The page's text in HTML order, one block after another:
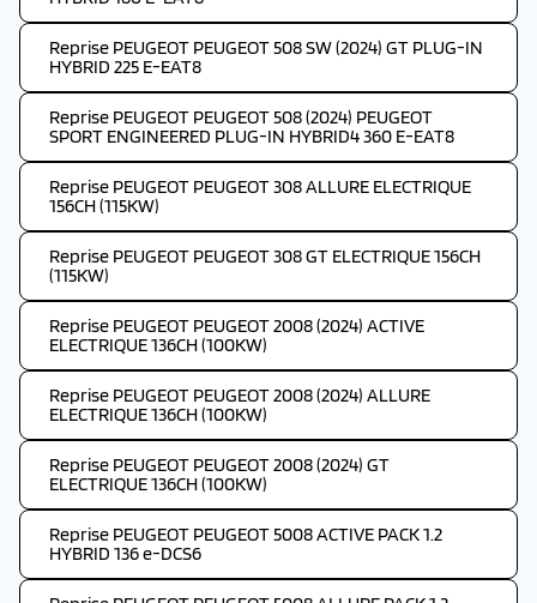
Reprise PEUGEOT PEUGEOT 508 SW (2024) GT PLUG-IN
HYBRID 225 E-EAT8
Reprise PEUGEOT PEUGEOT 508 (2024) PEUGEOT
SPORT ENGINEERED PLUG-IN HYBRID4 360 E-EAT8
Reprise PEUGEOT PEUGEOT 308 ALLURE ELECTRIQUE
156CH (115KW)
Reprise PEUGEOT PEUGEOT 308 GT ELECTRIQUE 156CH
(115KW)
Reprise PEUGEOT PEUGEOT 2008 (2024) ACTIVE
ELECTRIQUE 136CH (100KW)
Reprise PEUGEOT PEUGEOT 2008 (2024) ALLURE
ELECTRIQUE 136CH (100KW)
Reprise PEUGEOT PEUGEOT 2008 (2024) GT
ELECTRIQUE 136CH (100KW)
Reprise PEUGEOT PEUGEOT 5008 ACTIVE PACK 1.2
HYBRID 136 e-DCS6